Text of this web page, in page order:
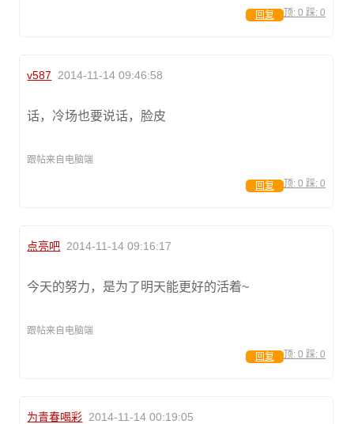
顶: 0 踩: 0
回复
v587 2014-11-14 09:46:58
话，冷场也要说话，脸皮
跟帖来自电脑端
顶: 0 踩: 0
回复
点亮吧 2014-11-14 09:16:17
今天的努力，是为了明天能更好的活着~
跟帖来自电脑端
顶: 0 踩: 0
回复
为青春喝彩 2014-11-14 00:19:05